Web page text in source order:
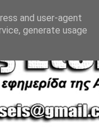
and user-agent
generate usage